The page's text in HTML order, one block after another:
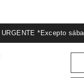
*Excepto